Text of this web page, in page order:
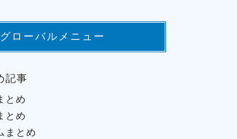
グローバルメニュー
記事
とめ
とめ
まとめ